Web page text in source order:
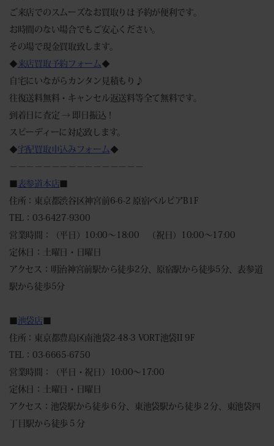
ご来店でのスムーズなお買取りは予約が便利です。
お時間のない場合でもご安心ください。
その場で現金買取致します。
◆ 来店買取予約フォーム ◆
自宅にいながらカンタン見積もり♪
往復送料無料・キャンセル返送料等全て無料です。
到着日に査定 → 即日振込！
スピーディーに対応致します。
◆宅配買取申込みフォーム ◆
－－－－－－－－－－－－－－－－
表参道本店
住所：東京都渋谷区神宮前6-6-2 原宿ベルピアB1F
TEL：03-6427-9300
営業時間：（平日）10:00～18:00 （祝日）10:00～17:00
定休日：土曜日・日曜日
アクセス：明治神宮前駅から徒歩2分、原宿駅から徒歩5分、表参道
駅から徒歩5分
池袋店
住所：東京都豊島区南池袋2-48-3 VORT池袋II 9F
TEL：03-6665-6750
営業時間：（平日・祝日）10:00～17:00
定休日：土曜日・日曜日
アクセス：池袋駅から徒歩６分、東池袋駅から徒歩２分、東池袋四
丁目駅から徒歩５分